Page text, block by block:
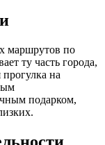
маршрутов по
ту часть города,
на
подарком,